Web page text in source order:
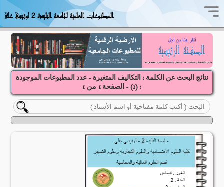
المطبوعات العلمية لجامعة البليدة 2 لونيسي علي
نتائج البحث عن الكلمة : التكاليف المتغيرة - عدد المطبوعات الموجودة
: (
1) - الصفحة 1 من 1